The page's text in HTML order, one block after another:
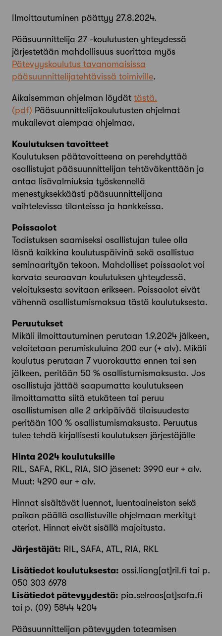
Ilmoittautuminen päättyy 27.8.2024.
Pääsuunnittelija 27 -koulutusten yhteydessä
järjestetään mahdollisuus suorittaa myös
Pätevyyskoulutus tavanomaisissa
pääsuunnittelijatehtävissä toimiville.
Aikaisemman ohjelman löydät tästä.
Pääsuunnittelijakoulutusten ohjelmat
mukailevat aiempaa ohjelmaa.
Koulutuksen tavoitteet
Koulutuksen päätavoitteena on perehdyttää
osallistujat pääsuunnittelijan tehtäväkenttään ja
antaa lisävalmiuksia työskennellä
menestyksekkäästi pääsuunnittelijana
vaihtelevissa tilanteissa ja hankkeissa.
Poissaolot
Todistuksen saamiseksi osallistujan tulee olla
läsnä kaikkina koulutuspäivinä sekä osallistua
seminaarityön tekoon. Mahdolliset poissaolot voi
korvata seuraavan koulutuksen yhteydessä,
veloituksesta sovitaan erikseen. Poissaolot eivät
vähennä osallistumismaksua tästä koulutuksesta.
Peruutukset
Mikäli ilmoittautuminen perutaan 1.9.2024 jälkeen,
veloitetaan perumiskuluina 200 eur (+ alv). Mikäli
koulutus perutaan 7 vuorokautta ennen tai sen
jälkeen, peritään 50 % osallistumismaksusta. Jos
osallistuja jättää saapumatta koulutukseen
ilmoittamatta siitä etukäteen tai peruu
osallistumisen alle 2 arkipäivää tilaisuudesta
peritään 100 % osallistumismaksusta. Peruutus
tulee tehdä kirjallisesti koulutuksen järjestäjälle
Hinta 2024 koulutuksille
RIL, SAFA, RKL, RIA, SIO jäsenet: 3990 eur + alv.
Muut: 4290 eur + alv.
Hinnat sisältävät luennot, luentoaineiston sekä
paikan päällä osallistuville ohjelmaan merkityt
ateriat. Hinnat eivät sisällä majoitusta.
Järjestäjät: RIL, SAFA, ATL, RIA, RKL
Lisätiedot koulutuksesta: ossi.liang[at]ril.fi tai p.
050 303 6978
Lisätiedot pätevyydestä: pia.selroos[at]safa.fi
tai p. (09) 5844 4204
Pääsuunnittelijan pätevyyden toteamisen